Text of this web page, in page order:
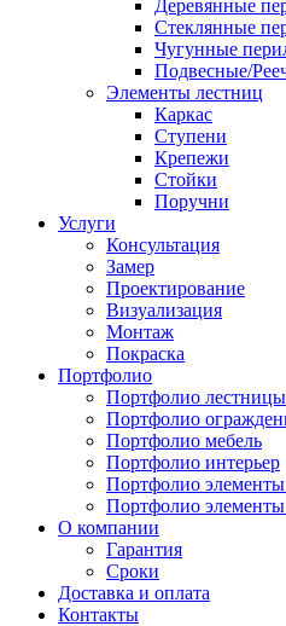
Деревянные
Стеклянные
Чугунные
Подвесные/
Элементы лестниц
Каркас
Ступени
Крепежи
Стойки
Поручни
Услуги
Консультация
Замер
Проектирование
Визуализация
Монтаж
Покраска
Портфолио
Портфолио лестницы
Портфолио
Портфолио мебель
Портфолио интерьер
Портфолио элементы
Портфолио элементы
О компании
Гарантия
Сроки
Доставка и оплата
Контакты